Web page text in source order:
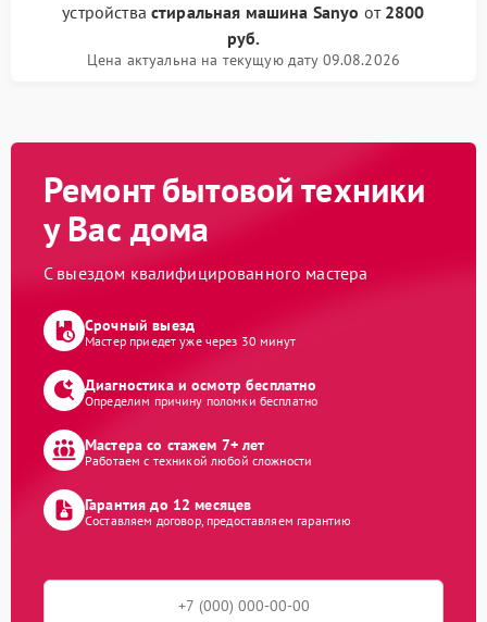
устройства стиральная машина Sanyo от 2800
руб.
Цена актуальна на текущую дату 09.08.2026
Ремонт бытовой техники
у Вас дома
С выездом квалифицированного мастера
Срочный выезд
Мастер приедет уже через 30 минут
Диагностика и осмотр бесплатно
Определим причину поломки бесплатно
Мастера со стажем 7+ лет
Работаем с техникой любой сложности
Гарантия до 12 месяцев
Составляем договор, предоставляем гарантию